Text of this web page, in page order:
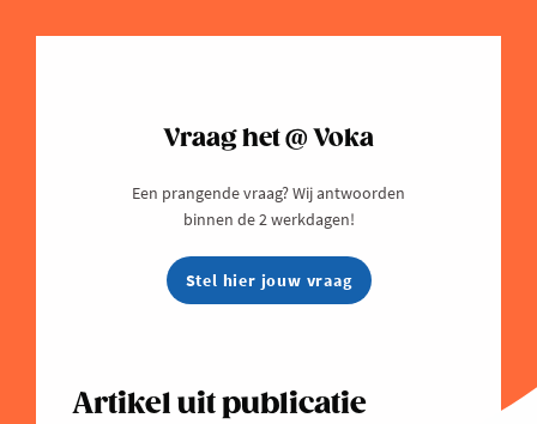
Vraag het @ Voka
Een prangende vraag? Wij antwoorden
binnen de 2 werkdagen!
Stel hier jouw vraag
Artikel uit publicatie